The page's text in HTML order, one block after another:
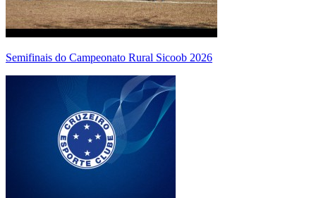
Semifinais do Campeonato Rural Sicoob 2026